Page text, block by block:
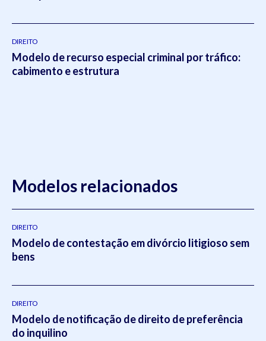
DIREITO
Modelo de recurso especial criminal por tráfico:
cabimento e estrutura
Modelos relacionados
DIREITO
Modelo de contestação em divórcio litigioso sem
bens
DIREITO
Modelo de notificação de direito de preferência
do inquilino